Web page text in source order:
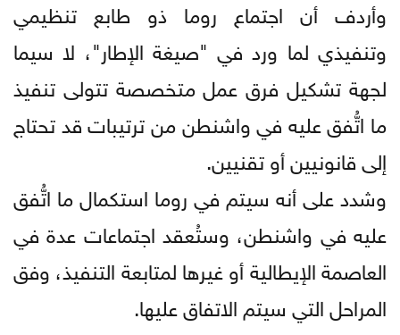
وأردف أن اجتماع روما ذو طابع تنظيمي
وتنفيذي لما ورد في "صيغة الإطار"، لا سيما
لجهة تشكيل فرق عمل متخصصة تتولى تنفيذ
ما اتُّفق عليه في واشنطن من ترتيبات قد تحتاج
إلى قانونيين أو تقنيين.
وشدد على أنه سيتم في روما استكمال ما اتُّفق
عليه في واشنطن، وستُعقد اجتماعات عدة في
العاصمة الإيطالية أو غيرها لمتابعة التنفيذ، وفق
المراحل التي سيتم الاتفاق عليها.